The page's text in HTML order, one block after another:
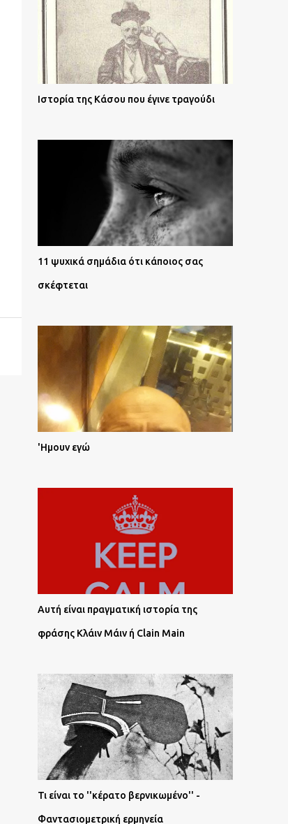
Ιστορία της Κάσου που έγινε τραγούδι
11 ψυχικά σημάδια ότι κάποιος σας
σκέφτεται
'Ημουν εγώ
Αυτή είναι πραγματική ιστορία της
φράσης Κλάιν Μάιν ή Clain Main
Τι είναι το ''κέρατο βερνικωμένο'' -
Φαντασιομετρική ερμηνεία